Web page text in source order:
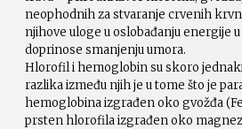
neophodnih za stvaranje crvenih
njihove uloge u oslobađanju energije
doprinose smanjenju umora.
Hlorofil i hemoglobin su skoro
razlika između njih je u tome što je
hemoglobina izgrađen oko gvožđa
prsten hlorofila izgrađen oko